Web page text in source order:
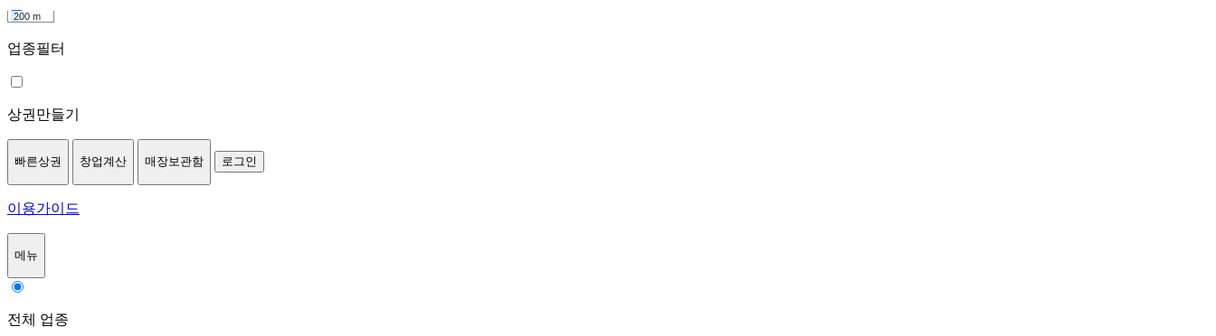
200 m
업종필터
상권만들기
빠른상권 창업계산 매장보관함 로그인
이용가이드
메뉴
전체 업종